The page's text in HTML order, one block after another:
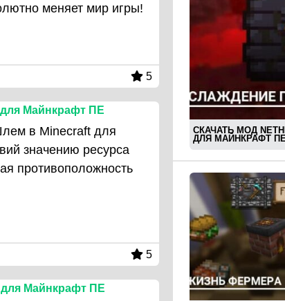
меняет мир игры!
5
Майнкрафт ПЕ
в Minecraft для
значению ресурса
противоположность
5
Майнкрафт ПЕ
СКАЧАТЬ МОД
ДЛЯ МАЙНКРАФТ